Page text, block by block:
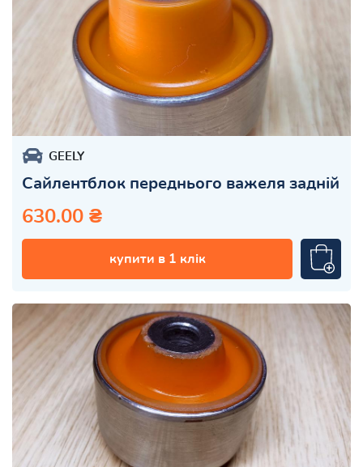
GEELY
Сайлентблок переднього важеля задній
630.00 ₴
купити в 1 клік